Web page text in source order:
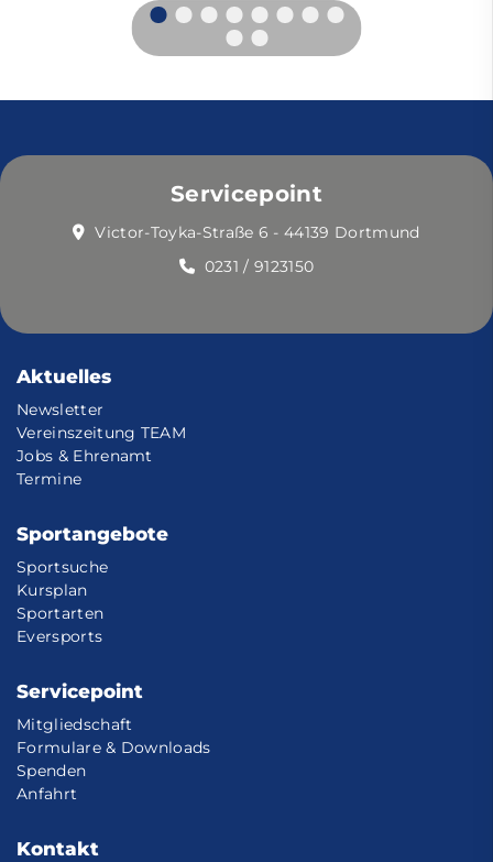
Servicepoint
Victor-Toyka-Straße 6 - 44139 Dortmund
0231 / 9123150
Aktuelles
Newsletter
Vereinszeitung TEAM
Jobs & Ehrenamt
Termine
Sportangebote
Sportsuche
Kursplan
Sportarten
Eversports
Servicepoint
Mitgliedschaft
Formulare & Downloads
Spenden
Anfahrt
Kontakt